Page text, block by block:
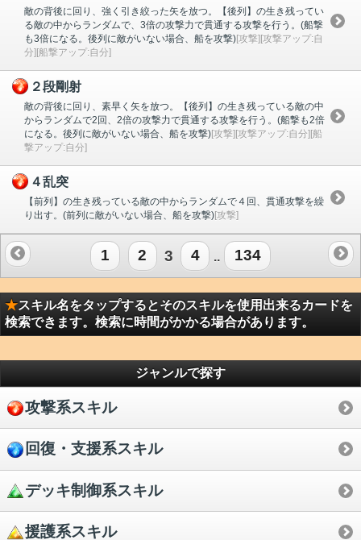
敵の背後に回り、強く引き絞った矢を放つ。【後列】の生き残ってい
る敵の中からランダムで、3倍の攻撃力で貫通する攻撃を行う。(船撃
も3倍になる。後列に敵がいない場合、船を攻撃)[攻撃][攻撃アップ:自
分][船撃アップ:自分]
２段剛射
敵の背後に回り、素早く矢を放つ。【後列】の生き残っている敵の中
からランダムで2回、2倍の攻撃力で貫通する攻撃を行う。(船撃も2倍
になる。後列に敵がいない場合、船を攻撃)[攻撃][攻撃アップ:自分][船
撃アップ:自分]
４乱突
【前列】の生き残っている敵の中からランダムで４回、貫通攻撃を繰
り出す。(前列に敵がいない場合、船を攻撃)[攻撃]
1 2 3 4 134
★スキル名をタップするとそのスキルを使用出来るカードを
検索できます。検索に時間がかかる場合があります。
ジャンルで探す
攻撃系スキル
回復・支援系スキル
デッキ制御系スキル
援護系スキル